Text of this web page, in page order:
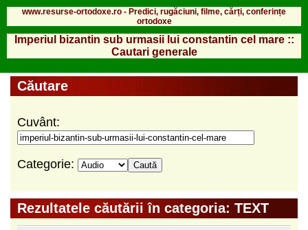
www.resurse-ortodoxe.ro - Predici, rugăciuni, filme, cărți, conferințe
ortodoxe
Imperiul bizantin sub urmasii lui constantin cel mare ::
Cautari generale
Căutare
Cuvânt:
Categorie:
Rezultatele căutării în categoria: TEXT